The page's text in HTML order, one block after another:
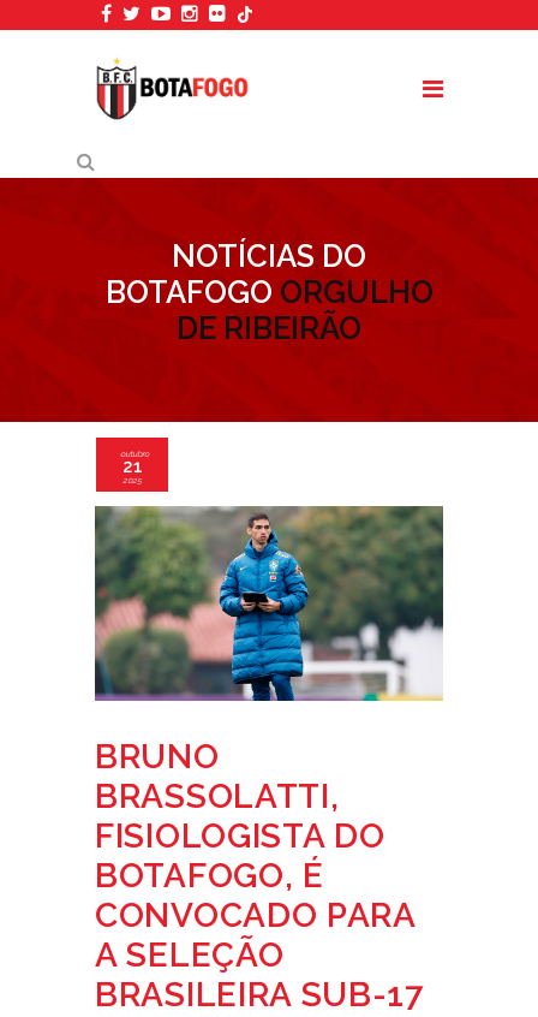
NOTÍCIAS DO
BOTAFOGO ORGULHO
DE RIBEIRÃO
outubro
21
2025
BRUNO
BRASSOLATTI,
FISIOLOGISTA DO
BOTAFOGO, É
CONVOCADO PARA
A SELEÇÃO
BRASILEIRA SUB-17